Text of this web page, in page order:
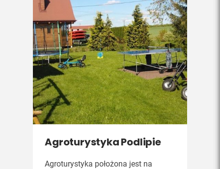
Agroturystyka Podlipie
Agroturystyka położona jest na